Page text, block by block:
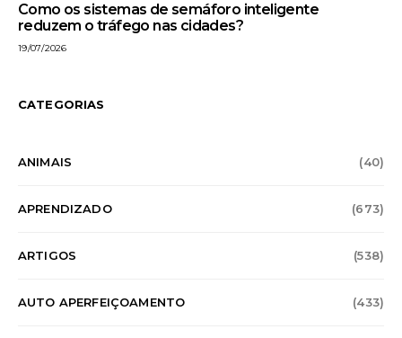
Como os sistemas de semáforo inteligente
reduzem o tráfego nas cidades?
19/07/2026
CATEGORIAS
ANIMAIS (40)
APRENDIZADO (673)
ARTIGOS (538)
AUTO APERFEIÇOAMENTO (433)